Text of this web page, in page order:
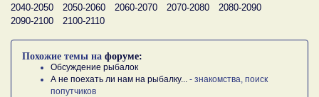
2040-2050
2050-2060 2060-2070 2070-2080
2080-2090
2090-2100
2100-2110
Похожие темы на форуме:
Обсуждение рыбалок
А не поехать ли нам на рыбалку...
- знакомства, поиск
попутчиков